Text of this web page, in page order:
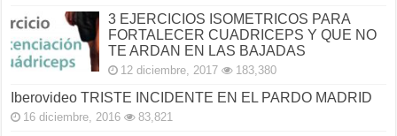
3 EJERCICIOS ISOMETRICOS PARA
FORTALECER CUADRICEPS Y QUE NO
TE ARDAN EN LAS BAJADAS
12 diciembre, 2017 183,380
Iberovideo TRISTE INCIDENTE EN EL PARDO MADRID
16 diciembre, 2016 83,821